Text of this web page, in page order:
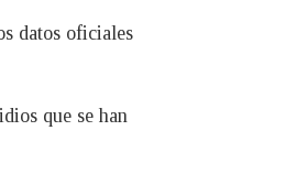
datos oficiales
que se han